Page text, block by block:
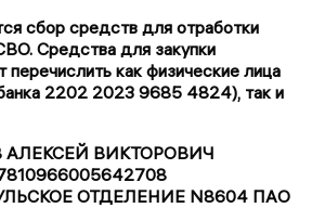
сбор средств для отработки
Средства для закупки
перечислить как физические лица
2202 2023 9685 4824), так и
АЛЕКСЕЙ ВИКТОРОВИЧ
ТУЛЬСКОЕ ОТДЕЛЕНИЕ N8604 ПАО